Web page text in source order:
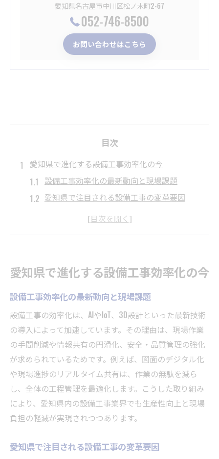
愛知県名古屋市中川区松ノ木町2-67
052-746-8500
お問い合わせはこちら
目次
愛知県で進化する設備工事効率化の今
設備工事効率化の最新動向と現場課題
愛知県で注目される設備工事の変革要因
効率化が進む設備工事業界の現状分析
現場の生産性を高める設備工事改革法
設備工事の生産性向上に必要な改革視点
現場で実践できる設備工事効率化の工夫
設備工事改革で業務負担を減らす方法
効果的な設備工事の生産性アップ施策
現場管理で差が出る設備工事効率化策
効率化を目指すなら設備工事の技術革新
設備工事効率化に活きる最新技術の導入法
技術革新が変える設備工事の現場プロセス
設備工事効率化とAI・IoT活用の実際
効率化実現へ向けた設備工事の技術進化
愛知県で進化する設備工事効率化の今
設備工事効率化の最新動向と現場課題
設備工事の効率化は、AIやIoT、3D設計といった最新技術
の導入によって加速しています。その理由は、現場作業
の手間削減や情報共有の円滑化、安全・品質管理の強化
が求められているためです。例えば、図面のデジタル化
や現場進捗のリアルタイム共有は、作業の無駄を減ら
し、全体の工程管理を最適化します。こうした取り組み
により、愛知県内の設備工事業界でも生産性向上と現場
負担の軽減が実現されつつあります。
愛知県で注目される設備工事の変革要因